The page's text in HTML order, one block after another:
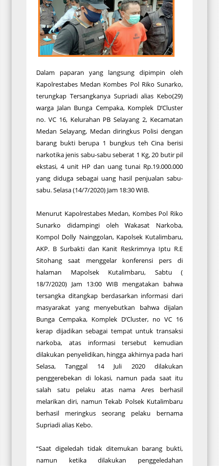
Dalam paparan yang langsung dipimpin oleh
Kapolrestabes Medan Kombes Pol Riko Sunarko,
terungkap Tersangkanya Supriadi alias Kebo(29)
warga Jalan Bunga Cempaka, Komplek D’Cluster
no. VC 16, Kelurahan PB Selayang 2, Kecamatan
Medan Selayang, Medan diringkus Polisi dengan
barang bukti berupa 1 bungkus teh Cina berisi
narkotika jenis sabu-sabu seberat 1 Kg, 20 butir pil
ekstasi, 4 unit HP dan uang tunai Rp.19.000.000
yang diduga sebagai uang hasil penjualan sabu-
sabu. Selasa (14/7/2020) Jam 18:30 WIB.
Menurut Kapolrestabes Medan, Kombes Pol Riko
Sunarko didampingi oleh Wakasat Narkoba,
Kompol Dolly Nainggolan, Kapolsek Kutalimbaru,
AKP. B Surbakti dan Kanit Reskrimnya Iptu R.E
Sitohang saat menggelar konferensi pers di
halaman Mapolsek Kutalimbaru, Sabtu (
18/7/2020) Jam 13:00 WIB mengatakan bahwa
tersangka ditangkap berdasarkan informasi dari
masyarakat yang menyebutkan bahwa dijalan
Bunga Cempaka, Komplek D’Cluster, no VC 16
kerap dijadikan sebagai tempat untuk transaksi
narkoba, atas informasi tersebut kemudian
dilakukan penyelidikan, hingga akhirnya pada hari
Selasa, Tanggal 14 Juli 2020 dilakukan
penggerebekan di lokasi, namun pada saat itu
salah satu pelaku atas nama Ares berhasil
melarikan diri, namun Tekab Polsek Kutalimbaru
berhasil meringkus seorang pelaku bernama
Supriadi alias Kebo.
“Saat digeledah tidak ditemukan barang bukti,
namun ketika dilakukan penggeledahan